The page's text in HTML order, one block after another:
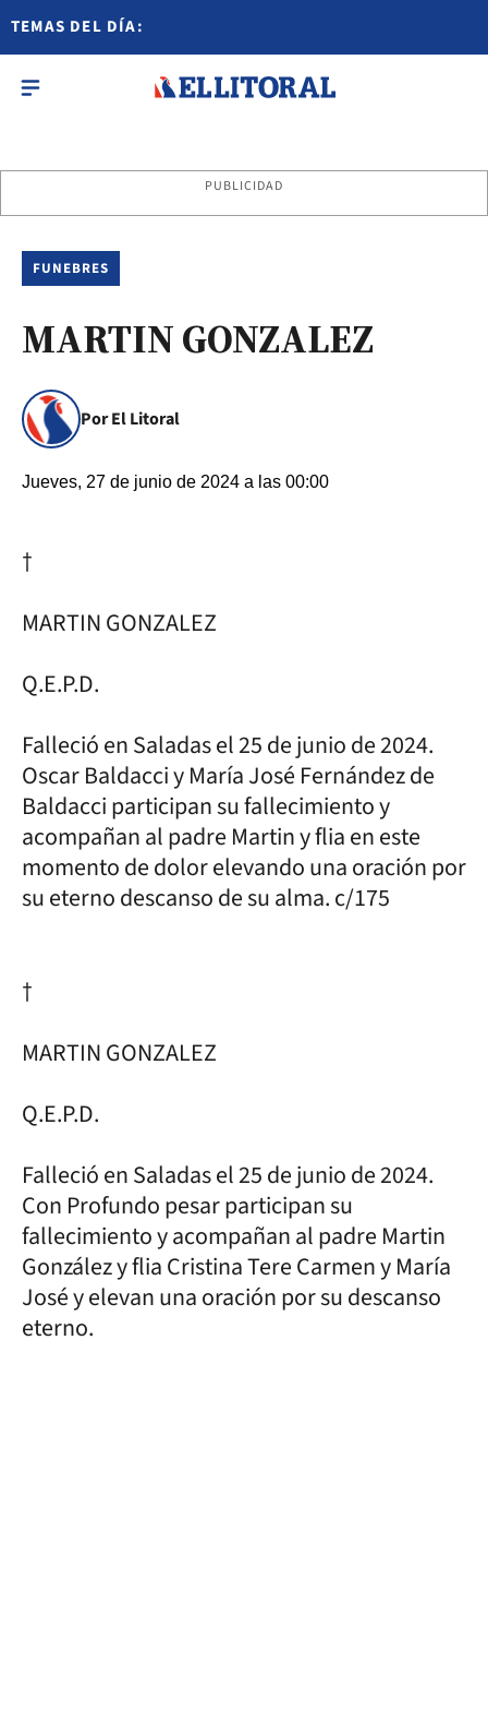
TEMAS DEL DÍA:
PUBLICIDAD
FUNEBRES
MARTIN GONZALEZ
Por El Litoral
Jueves, 27 de junio de 2024 a las 00:00
†
MARTIN GONZALEZ
Q.E.P.D.
Falleció en Saladas el 25 de junio de 2024.
Oscar Baldacci y María José Fernández de
Baldacci participan su fallecimiento y
acompañan al padre Martin y flia en este
momento de dolor elevando una oración por
su eterno descanso de su alma. c/175
†
MARTIN GONZALEZ
Q.E.P.D.
Falleció en Saladas el 25 de junio de 2024.
Con Profundo pesar participan su
fallecimiento y acompañan al padre Martin
González y flia Cristina Tere Carmen y María
José y elevan una oración por su descanso
eterno.